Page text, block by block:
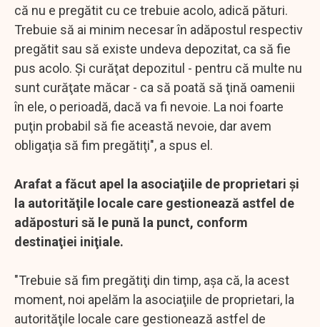
că nu e pregătit cu ce trebuie acolo, adică pături.
Trebuie să ai minim necesar în adăpostul respectiv
pregătit sau să existe undeva depozitat, ca să fie
pus acolo. Şi curăţat depozitul - pentru că multe nu
sunt curăţate măcar - ca să poată să ţină oamenii
în ele, o perioadă, dacă va fi nevoie. La noi foarte
puţin probabil să fie această nevoie, dar avem
obligaţia să fim pregătiţi", a spus el.
Arafat a făcut apel la asociaţiile de proprietari şi
la autorităţile locale care gestionează astfel de
adăposturi să le pună la punct, conform
destinaţiei iniţiale.
"Trebuie să fim pregătiţi din timp, aşa că, la acest
moment, noi apelăm la asociaţiile de proprietari, la
autorităţile locale care gestionează astfel de